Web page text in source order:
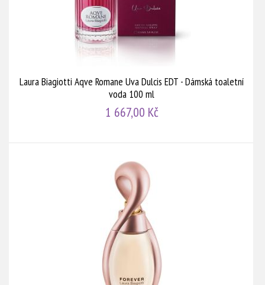
Laura Biagiotti Aqve Romane Uva Dulcis EDT - Dámská toaletní
voda 100 ml
1 667,00 Kč